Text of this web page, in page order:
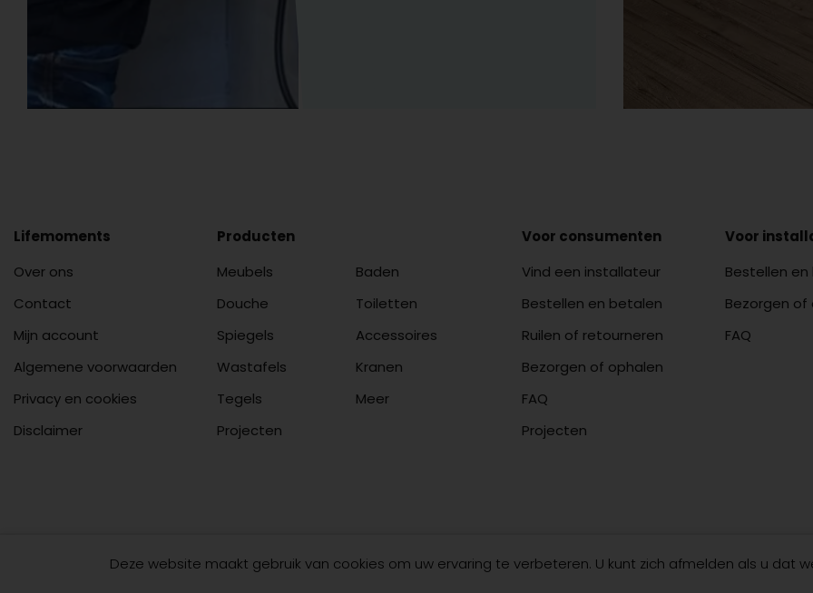
Lifemoments
Over ons
Contact
Mijn account
Algemene voorwaarden
Privacy en cookies
Disclaimer
Producten
Meubels
Baden
Douche
Toiletten
Spiegels
Accessoires
Wastafels
Kranen
Tegels
Meer
Projecten
Voor consumenten
Vind een installateur
Bestellen en betalen
Ruilen of retourneren
Bezorgen of ophalen
FAQ
Projecten
Voor
Bestellen
Bezorgen of
FAQ
Deze website maakt gebruik van cookies om uw ervaring te verbeteren. U kunt zich afmelden als u dat